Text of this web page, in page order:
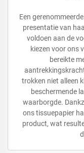
Een
presentatie van
voldoen aan de
kiezen voor ons
bereikte
trokken niet alleen
beschermende
waarborgde.
ons tissuepapier
product, wat